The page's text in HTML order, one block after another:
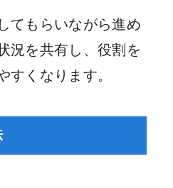
てもらいながら進め
況を共有し、役割を
すくなります。